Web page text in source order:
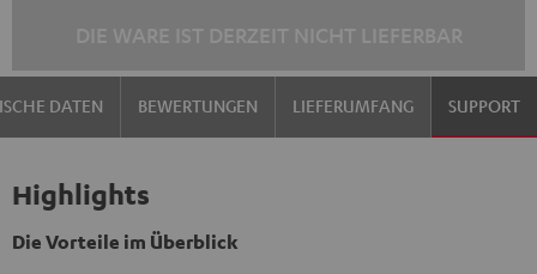
DATEN BEWERTUNGEN LIEFERUMFANG SUPPORT
Highlights
Die Vorteile im Überblick